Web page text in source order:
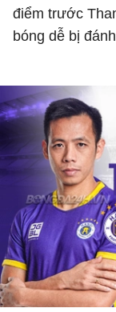
điểm trước
bóng dễ bị